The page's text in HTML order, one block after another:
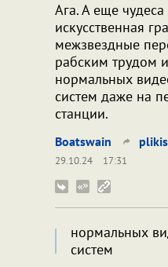
Ага. А еще
искусственная
межзвездные
рабским трудом
нормальных
систем даже на
станции.
Boatswain plikis
29.10.24
17:31
нормальных
систем